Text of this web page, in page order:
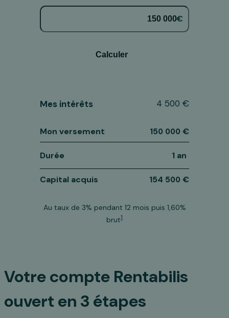
€
Calculer
Mes intérêts 4 500 €
Mon versement 150 000 €
Durée 1 an
Capital acquis 154 500 €
Au taux de 3% pendant 12 mois puis 1,60%
brut1
Votre compte Rentabilis
ouvert en 3 étapes